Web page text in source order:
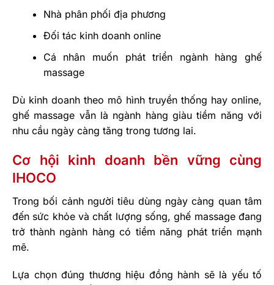
Nhà phân phối địa phương
Đối tác kinh doanh online
Cá nhân muốn phát triển ngành hàng ghế
massage
Dù kinh doanh theo mô hình truyền thống hay online,
ghế massage vẫn là ngành hàng giàu tiềm năng với
nhu cầu ngày càng tăng trong tương lai.
Cơ hội kinh doanh bền vững cùng
IHOCO
Trong bối cảnh người tiêu dùng ngày càng quan tâm
đến sức khỏe và chất lượng sống, ghế massage đang
trở thành ngành hàng có tiềm năng phát triển mạnh
mẽ.
Lựa chọn đúng thương hiệu đồng hành sẽ là yếu tố